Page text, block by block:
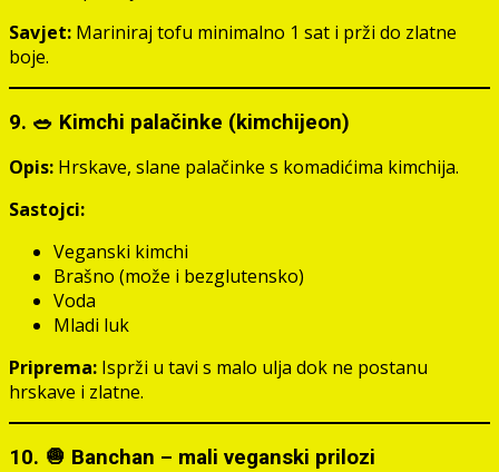
Savjet: Mariniraj tofu minimalno 1 sat i prži do zlatne
boje.
9. 🥗 Kimchi palačinke (kimchijeon)
Opis: Hrskave, slane palačinke s komadićima kimchija.
Sastojci:
Veganski kimchi
Brašno (može i bezglutensko)
Voda
Mladi luk
Priprema: Isprži u tavi s malo ulja dok ne postanu
hrskave i zlatne.
10. 🧅 Banchan – mali veganski prilozi